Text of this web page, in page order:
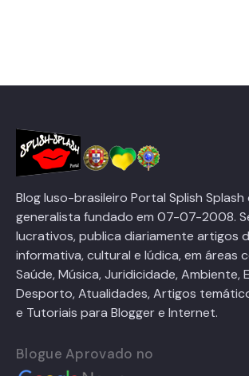
Blog luso-brasileiro Portal Splish
generalista fundado em 07-07-2008.
lucrativos, publica diariamente artigos
informativa, cultural e lúdica, em áreas
Saúde, Música, Juridicidade, Ambiente,
Desporto, Atualidades, Artigos
e Tutoriais para Blogger e Internet.
Blogue Aprovado no